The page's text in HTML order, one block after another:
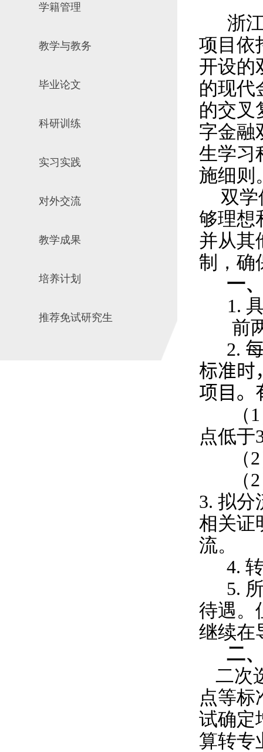
学籍管理
教学与教务
毕业论文
科研训练
实习实践
对外交流
教学成果
培养计划
推荐免试研究生
浙
项目依
开设的
的现代
的交叉
字金融
生学习
施细则
双
够理想
并从其
制，确
一
1.
前
2.
标准时
项目。
（ 1
点低于
（2
（2
3. 拟分
相关证
流。
4.
5.
待遇。
继续在
二
二次
点等标
试确定
算转专